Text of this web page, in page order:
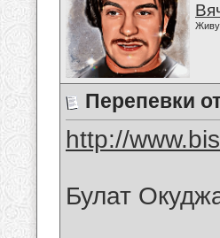
Живу
Перепевки
http://
Булат